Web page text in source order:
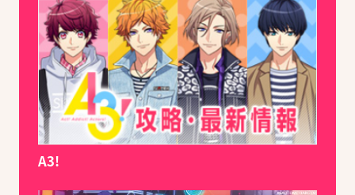
A3!